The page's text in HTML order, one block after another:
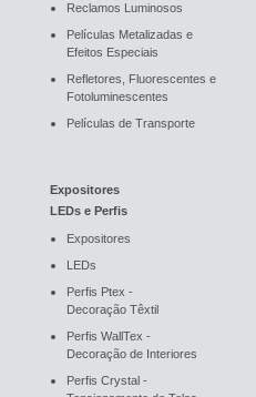
Reclamos Luminosos
Películas Metalizadas e
Efeitos Especiais
Refletores, Fluorescentes e
Fotoluminescentes
Películas de Transporte
Expositores
LEDs e Perfis
Expositores
LEDs
Perfis Ptex -
Decoração Têxtil
Perfis WallTex -
Decoração de Interiores
Perfis Crystal -